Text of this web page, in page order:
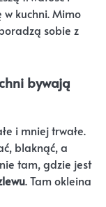
w kuchni. Mimo
sobie z
bywają
i mniej trwałe.
blaknąć, a
tam, gdzie jest
. Tam okleina